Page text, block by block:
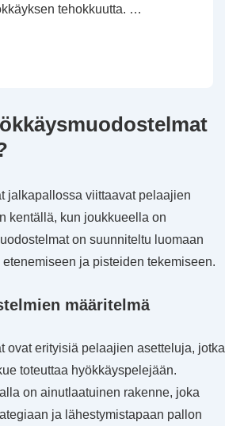
tehokkuutta. …
jalkapallossa viittaavat pelaajien
kentällä, kun joukkueella on
on suunniteltu luomaan
ja pisteiden tekemiseen.
määritelmä
ovat erityisiä pelaajien asetteluja, jotka
toteuttaa hyökkäyspelejään.
on ainutlaatuinen rakenne, joka
ja lähestymistapaan pallon